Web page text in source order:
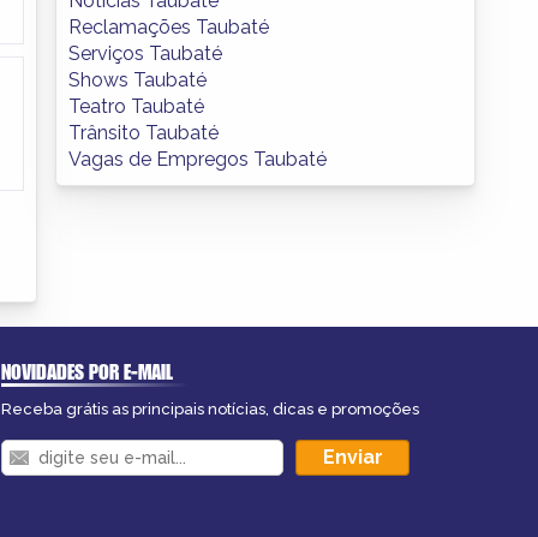
Reclamações Taubaté
Serviços Taubaté
Shows Taubaté
Teatro Taubaté
Trânsito Taubaté
Vagas de Empregos Taubaté
NOVIDADES POR E-MAIL
Receba grátis as principais notícias, dicas e promoções